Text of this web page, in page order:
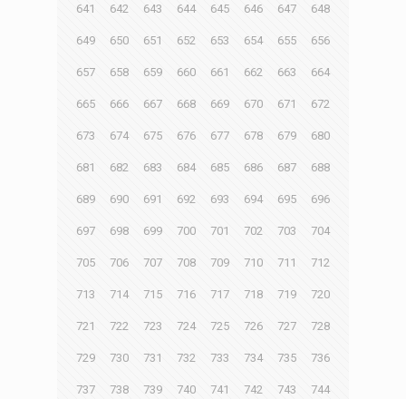
641 642 643 644 645 646 647 648
649 650 651 652 653 654 655 656
657 658 659 660 661 662 663 664
665 666 667 668 669 670 671 672
673 674 675 676 677 678 679 680
681 682 683 684 685 686 687 688
689 690 691 692 693 694 695 696
697 698 699 700 701 702 703 704
705 706 707 708 709 710 711 712
713 714 715 716 717 718 719 720
721 722 723 724 725 726 727 728
729 730 731 732 733 734 735 736
737 738 739 740 741 742 743 744